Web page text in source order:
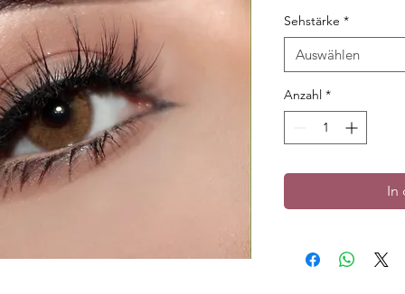
Sehstärke *
Auswählen
Anzahl *
In